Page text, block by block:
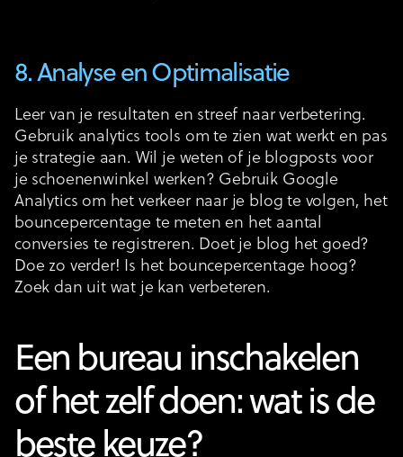
8. Analyse en Optimalisatie
Leer van je resultaten en streef naar verbetering.
Gebruik analytics tools om te zien wat werkt en pas
je strategie aan. Wil je weten of je blogposts voor
je schoenenwinkel werken? Gebruik Google
Analytics om het verkeer naar je blog te volgen, het
bouncepercentage te meten en het aantal
conversies te registreren. Doet je blog het goed?
Doe zo verder! Is het bouncepercentage hoog?
Zoek dan uit wat je kan verbeteren.
Een bureau inschakelen
of het zelf doen: wat is de
beste keuze?